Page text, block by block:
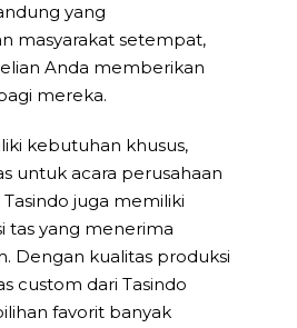
yang
masyarakat setempat,
Anda memberikan
mereka.
kebutuhan khusus,
untuk acara perusahaan
juga memiliki
tas yang menerima
Dengan kualitas produksi
custom dari Tasindo
favorit banyak